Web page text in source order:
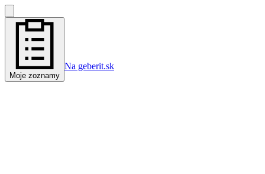
Moje zoznamy
Na geberit.sk